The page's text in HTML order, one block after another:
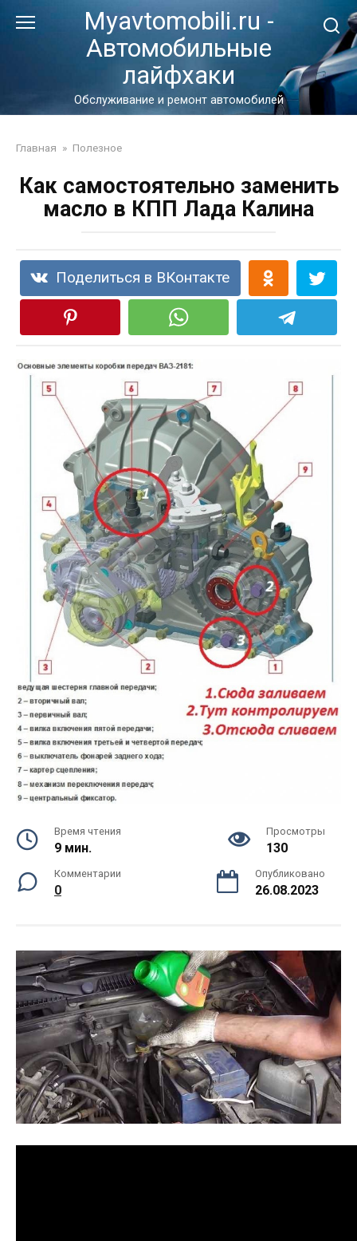
Myavtomobili.ru -
Автомобильные
лайфхаки
Обслуживание и ремонт автомобилей
Главная » Полезное
Как самостоятельно заменить
масло в КПП Лада Калина
Поделиться в ВКонтакте
Время чтения
9 мин.
Просмотры
130
Комментарии
0
Опубликовано
26.08.2023